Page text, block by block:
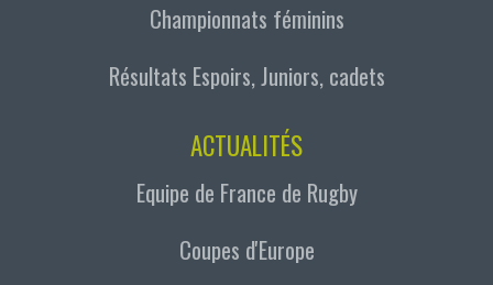
Championnats féminins
Résultats Espoirs, Juniors, cadets
ACTUALITÉS
Equipe de France de Rugby
Coupes d'Europe